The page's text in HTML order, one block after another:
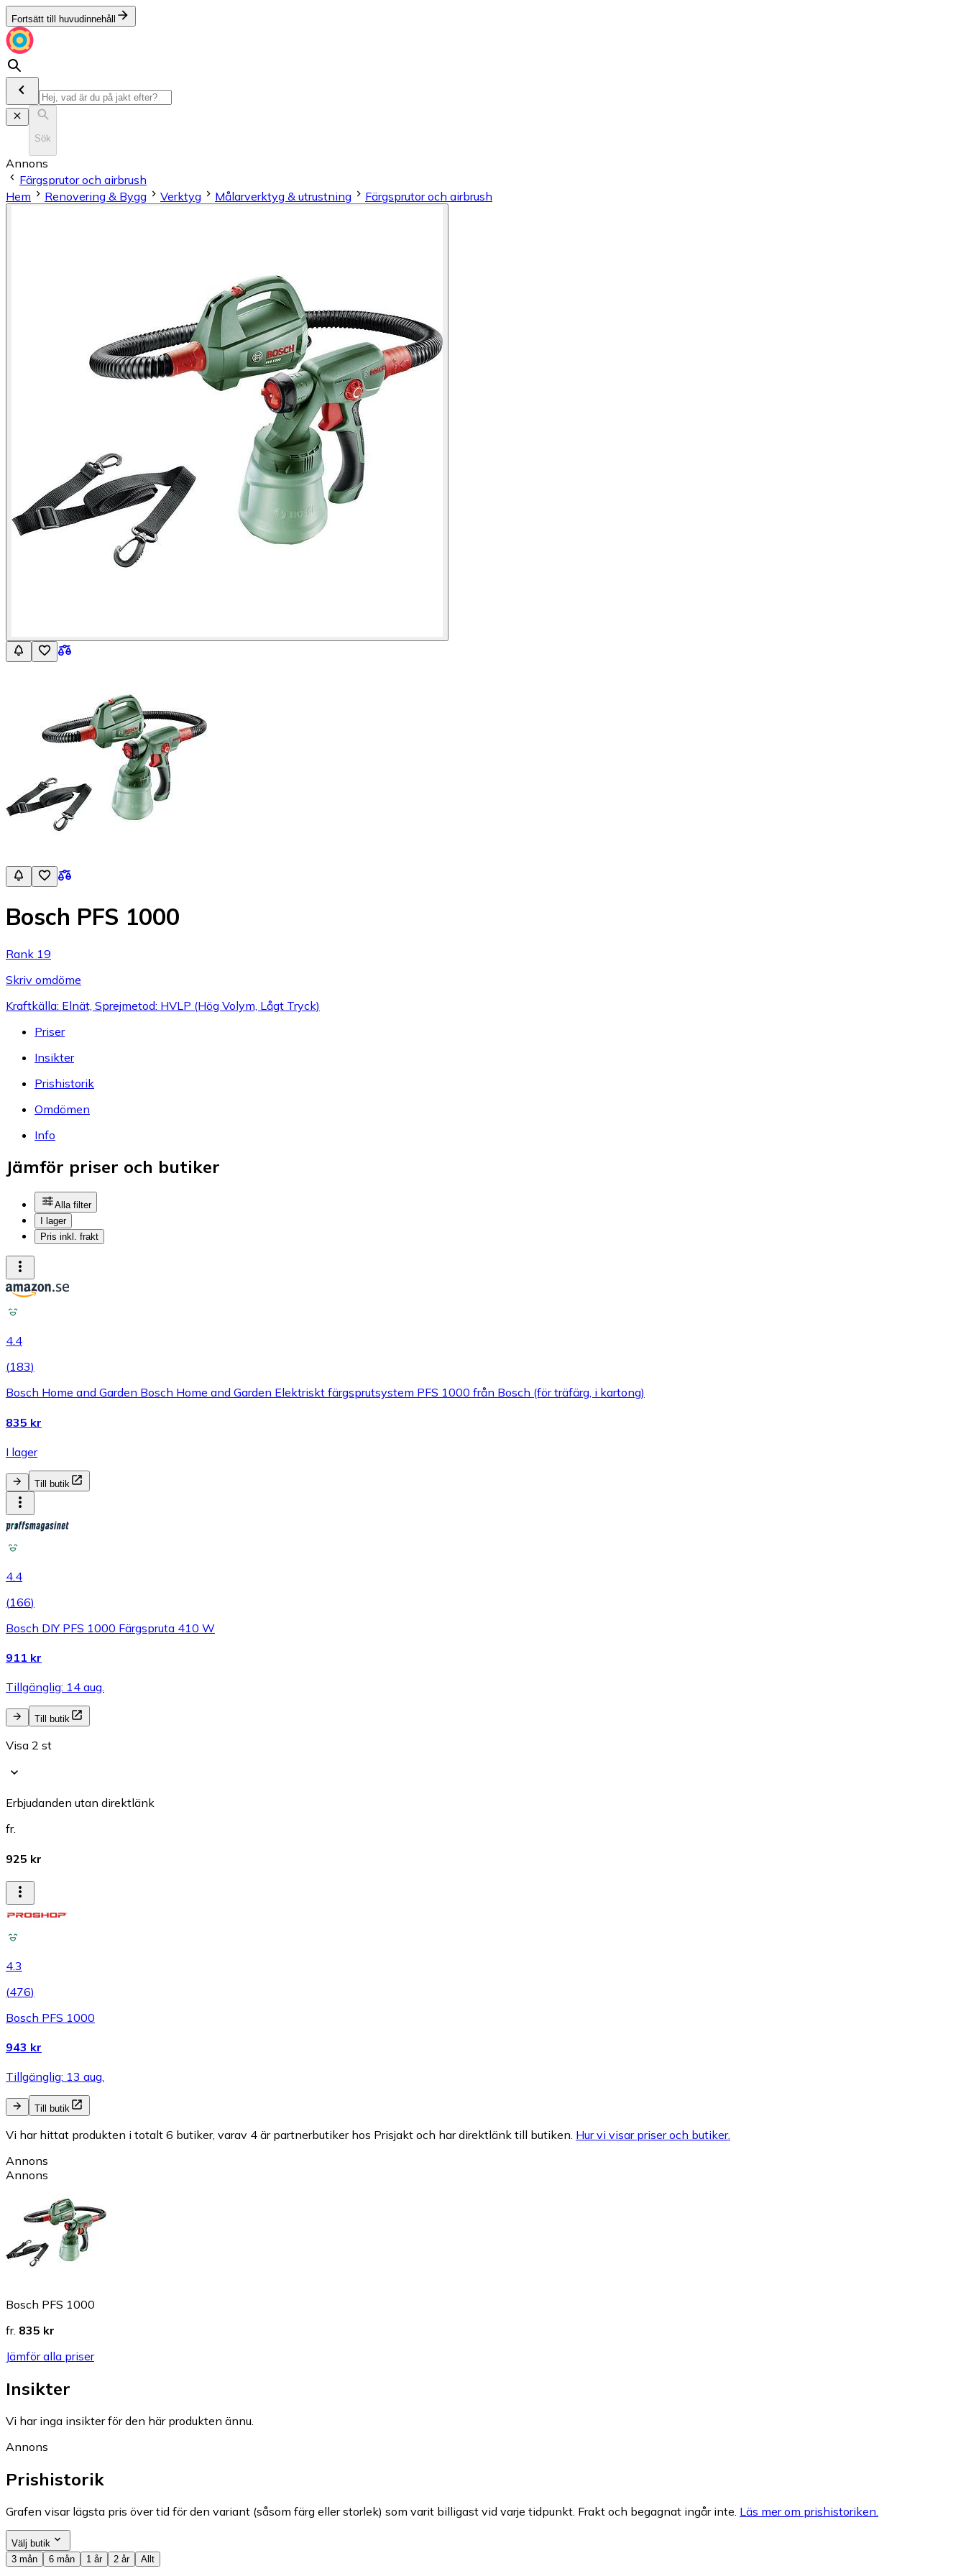
Fortsätt till huvudinnehåll
Sök
Annons
Färgsprutor och airbrush
Hem
Renovering & Bygg Verktyg Målarverktyg & utrustning Färgsprutor och airbrush
Bosch PFS 1000
Rank 19
Skriv omdöme
Kraftkälla: Elnät, Sprejmetod: HVLP (Hög Volym, Lågt Tryck)
Priser
Insikter
Prishistorik
Omdömen
Info
Jämför priser och butiker
Alla filter
I lager
Pris inkl. frakt
4.4
(183)
Bosch Home and Garden Bosch Home and Garden Elektriskt färgsprutsystem PFS 1000 från Bosch (för träfärg, i kartong)
835 kr
I lager
Till butik
4.4
(166)
Bosch DIY PFS 1000 Färgspruta 410 W
911 kr
Tillgänglig: 14 aug.
Till butik
Visa 2 st
Erbjudanden utan direktlänk
fr.
925 kr
4.3
(476)
Bosch PFS 1000
943 kr
Tillgänglig: 13 aug.
Till butik
Vi har hittat produkten i totalt 6 butiker, varav 4 är partnerbutiker hos Prisjakt och har direktlänk till butiken. Hur vi visar priser och butiker.
Annons
Annons
Bosch PFS 1000
fr. 835 kr
Jämför alla priser
Insikter
Vi har inga insikter för den här produkten ännu.
Annons
Prishistorik
Grafen visar lägsta pris över tid för den variant (såsom färg eller storlek) som varit billigast vid varje tidpunkt. Frakt och begagnat ingår inte. Läs mer om prishistoriken.
Välj butik
3 mån
6 mån 1 år 2 år Allt